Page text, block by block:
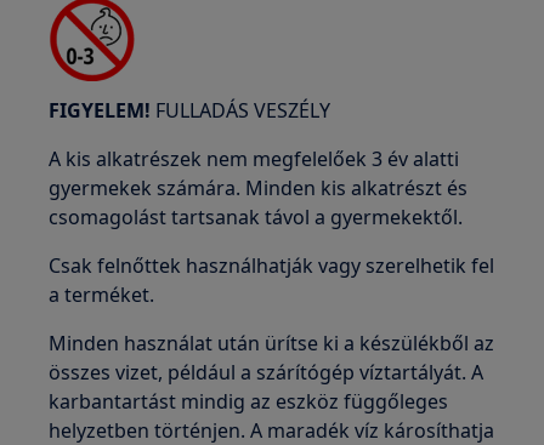
FIGYELEM! FULLADÁS VESZÉLY
A kis alkatrészek nem megfelelőek 3 év alatti
gyermekek számára. Minden kis alkatrészt és
csomagolást tartsanak távol a gyermekektől.
Csak felnőttek használhatják vagy szerelhetik fel
a terméket.
Minden használat után ürítse ki a készülékből az
összes vizet, például a szárítógép víztartályát. A
karbantartást mindig az eszköz függőleges
helyzetben történjen. A maradék víz károsíthatja